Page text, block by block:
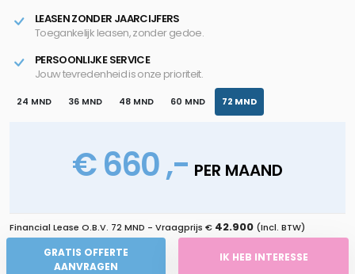
LEASEN ZONDER JAARCIJFERS
Toegankelijk leasen, zonder gedoe.
PERSOONLIJKE SERVICE
Jouw tevredenheid is onze prioriteit.
24 MND 36 MND 48 MND 60 MND 72 MND
€ 660 ,- PER MAAND
Financial Lease O.B.V. 72 MND - Vraagprijs € 42.900 (Incl. BTW)
GRATIS OFFERTE
AANVRAGEN
IK HEB INTERESSE